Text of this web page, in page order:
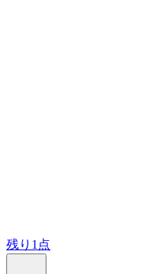
残り1点